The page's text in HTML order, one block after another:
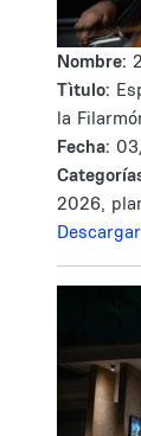
Nombre:
Tìtulo:
la
Fecha:
2026,